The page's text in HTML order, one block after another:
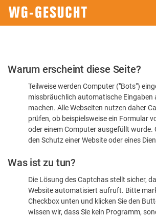
Bitte
dass
sind
Warum erscheint diese Seite?
Teilweise werden Computer ("Bots")
missbräuchlich automatische Eingaben
machen. Alle Webseiten nutzen daher
prüfen, ob beispielsweise ein Formular
oder einem Computer ausgefüllt wurde.
den Schutz einer Website oder eines
Was ist zu tun?
Die Lösung des Captchas stellt sicher,
Website automatisiert aufruft. Bitte
Checkbox unten und klicken Sie den
wissen wir, dass Sie kein Programm,